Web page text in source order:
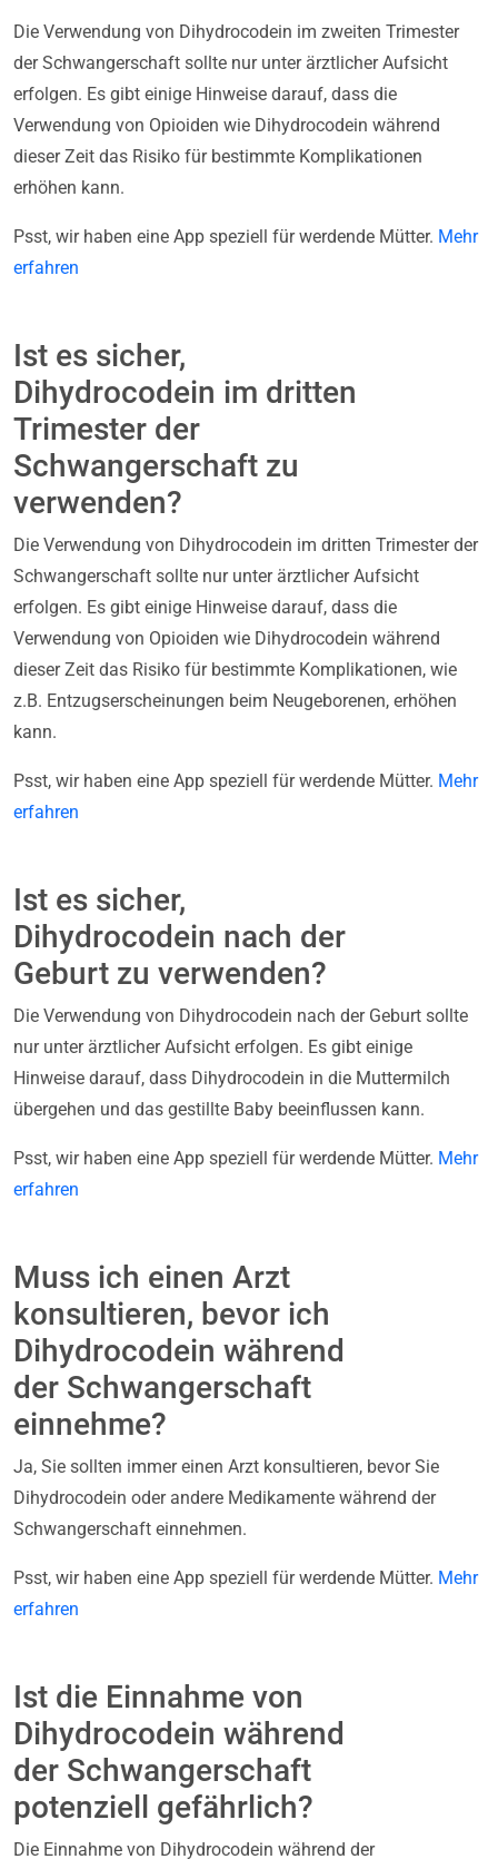
Die Verwendung von Dihydrocodein im zweiten Trimester
der Schwangerschaft sollte nur unter ärztlicher Aufsicht
erfolgen. Es gibt einige Hinweise darauf, dass die
Verwendung von Opioiden wie Dihydrocodein während
dieser Zeit das Risiko für bestimmte Komplikationen
erhöhen kann.
Psst, wir haben eine App speziell für werdende Mütter. Mehr
erfahren
Ist es sicher,
Dihydrocodein im dritten
Trimester der
Schwangerschaft zu
verwenden?
Die Verwendung von Dihydrocodein im dritten Trimester der
Schwangerschaft sollte nur unter ärztlicher Aufsicht
erfolgen. Es gibt einige Hinweise darauf, dass die
Verwendung von Opioiden wie Dihydrocodein während
dieser Zeit das Risiko für bestimmte Komplikationen, wie
z.B. Entzugserscheinungen beim Neugeborenen, erhöhen
kann.
Psst, wir haben eine App speziell für werdende Mütter. Mehr
erfahren
Ist es sicher,
Dihydrocodein nach der
Geburt zu verwenden?
Die Verwendung von Dihydrocodein nach der Geburt sollte
nur unter ärztlicher Aufsicht erfolgen. Es gibt einige
Hinweise darauf, dass Dihydrocodein in die Muttermilch
übergehen und das gestillte Baby beeinflussen kann.
Psst, wir haben eine App speziell für werdende Mütter. Mehr
erfahren
Muss ich einen Arzt
konsultieren, bevor ich
Dihydrocodein während
der Schwangerschaft
einnehme?
Ja, Sie sollten immer einen Arzt konsultieren, bevor Sie
Dihydrocodein oder andere Medikamente während der
Schwangerschaft einnehmen.
Psst, wir haben eine App speziell für werdende Mütter. Mehr
erfahren
Ist die Einnahme von
Dihydrocodein während
der Schwangerschaft
potenziell gefährlich?
Die Einnahme von Dihydrocodein während der